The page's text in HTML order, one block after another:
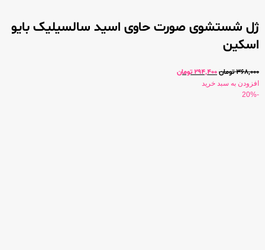
ژل شستشوی صورت حاوی اسید سالسیلیک بایو
اسکین
368,000تومان294,400 تومان
افزودن به سبد خرید
-20%